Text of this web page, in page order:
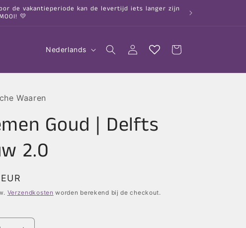
de vakantieperiode kan de levertijd iets langer zijn
💛
a
l
Nederlands Inloggen Winkelwagen
Waaren
Goud | Delfts
2.0
Verzendkosten worden berekend bij de checkout.